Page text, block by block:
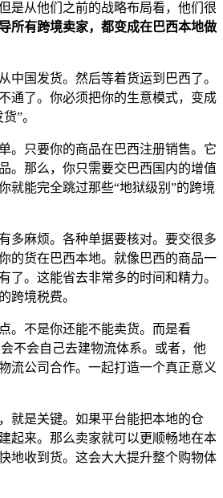
是从他们之前的战略布局看，他们很
所有跨境卖家，都变成在巴西本地做
中国发货。然后等着货运到巴西了。
通了。你必须把你的生意模式，变成
”。
。只要你的商品在巴西注册销售。它
。那么，你只需要交巴西国内的增值
就能完全跳过那些“地狱级别”的跨境
多麻烦。各种单据要核对。要交很多
的货在巴西本地。就像巴西的商品一
了。这能省去非常多的时间和精力。
跨境税费。
。不是你还能不能卖货。而是看
不会自己去建物流体系。或者，他
流公司合作。一起打造一个真正意义
就是关键。如果平台能把本地的仓
起来。那么卖家就可以更顺畅地在本
地收到货。这会大大提升整个购物体